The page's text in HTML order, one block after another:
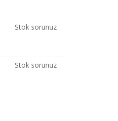
Stok sorunuz
Stok sorunuz